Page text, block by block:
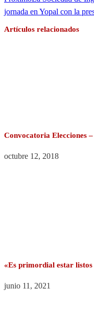
jornada en Yopal con la
Artículos relacionados
Convocatoria Elecciones
octubre 12, 2018
«Es primordial estar
junio 11, 2021